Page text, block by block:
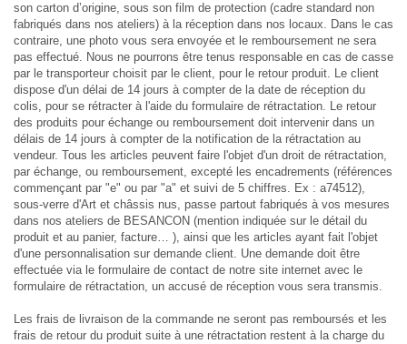
son carton d’origine, sous son film de protection (cadre standard non
fabriqués dans nos ateliers) à la réception dans nos locaux. Dans le cas
contraire, une photo vous sera envoyée et le remboursement ne sera
pas effectué. Nous ne pourrons être tenus responsable en cas de casse
par le transporteur choisit par le client, pour le retour produit. Le client
dispose d'un délai de 14 jours à compter de la date de réception du
colis, pour se rétracter à l'aide du formulaire de rétractation. Le retour
des produits pour échange ou remboursement doit intervenir dans un
délais de 14 jours à compter de la notification de la rétractation au
vendeur. Tous les articles peuvent faire l'objet d'un droit de rétractation,
par échange, ou remboursement, excepté les encadrements (références
commençant par "e" ou par "a" et suivi de 5 chiffres. Ex : a74512),
sous-verre d'Art et châssis nus, passe partout fabriqués à vos mesures
dans nos ateliers de BESANCON (mention indiquée sur le détail du
produit et au panier, facture… ), ainsi que les articles ayant fait l'objet
d'une personnalisation sur demande client. Une demande doit être
effectuée via le formulaire de contact de notre site internet avec le
formulaire de rétractation, un accusé de réception vous sera transmis.
Les frais de livraison de la commande ne seront pas remboursés et les
frais de retour du produit suite à une rétractation restent à la charge du